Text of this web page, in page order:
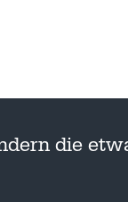
die